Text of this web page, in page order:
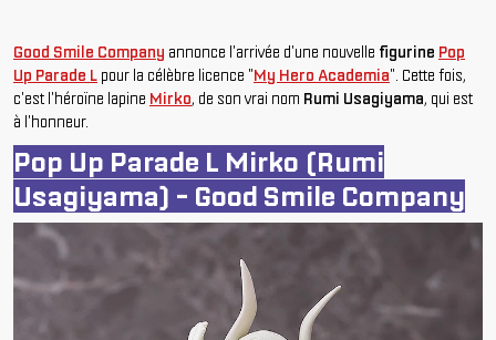
Good Smile Company annonce l'arrivée d'une nouvelle figurine Pop
Up Parade L pour la célèbre licence "My Hero Academia". Cette fois,
c'est l'héroïne lapine Mirko, de son vrai nom Rumi Usagiyama, qui est
à l'honneur.
Pop Up Parade L Mirko (Rumi
Usagiyama) - Good Smile Company